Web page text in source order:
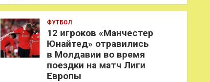
ФУТБОЛ
12 игроков «Манчестер
Юнайтед» отравились
в Молдавии во время
поездки на матч Лиги
Европы